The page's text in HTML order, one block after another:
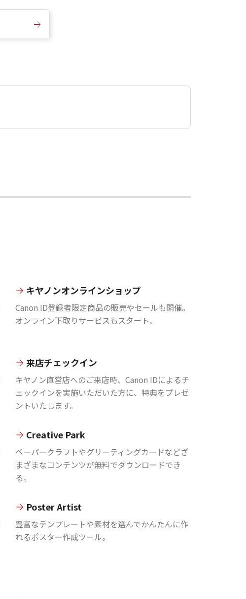
キヤノンオンラインショップ
Canon ID登録者限定商品の販売やセールも開催。
オンライン下取りサービスもスタート。
来店チェックイン
キヤノン直営店へのご来店時、Canon IDによるチ
ェックインを実施いただいた方に、特典をプレゼ
ントいたします。
Creative Park
ペーパークラフトやグリーティングカードなどざ
まざまなコンテンツが無料でダウンロードでき
る。
Poster Artist
豊富なテンプレートや素材を選んでかんたんに作
れるポスター作成ツール。